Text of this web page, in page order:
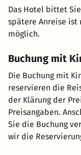
Das Hotel bittet
spätere Anreise ist
möglich.
Buchung mit
Die Buchung mit
reservieren die
der Klärung der
Preisangaben.
Sie die Buchung
wir die